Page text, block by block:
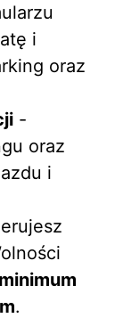
i
oraz
-
oraz
i
minimum
.